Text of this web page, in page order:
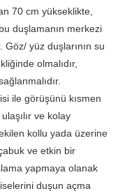
70 cm yükseklikte,
duşlamanın merkezi
Göz/ yüz duşlarının su
olmalıdır,
ile görüşünü kısmen
ve kolay
kollu yada üzerine
ve etkin bir
yapmaya olanak
duşun açma